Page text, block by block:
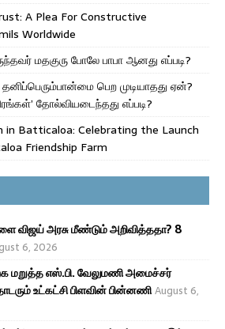
A Plea For Constructive
Worldwide
மதகுரு போலே பாபா ஆனது எப்படி?
பெற முடியாதது ஏன்?
தோல்வியடைந்தது எப்படி?
in Batticaloa: Celebrating the Launch
Friendship Farm
விஜய் அரசு மீண்டும் அறிவித்ததா? 8
6, 2026
மறுத்த எஸ்.பி. வேலுமணி அமைச்சர்
உட்கட்சி பிளவின் பின்னணிAugust 6,